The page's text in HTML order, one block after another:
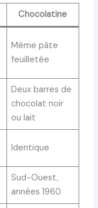
Chocolatine
Même pâte
feuilletée
Deux barres de
chocolat noir
ou lait
Identique
Sud-Ouest,
années 1960